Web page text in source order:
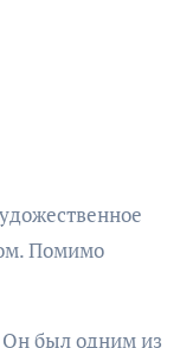
Помимо
Он был одним из